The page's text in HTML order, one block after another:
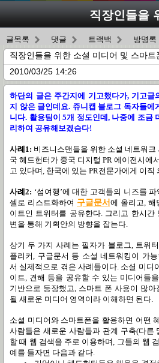
글목록 댓글 트랙백 방명록
직장인들을 위한 소셜 미디어 및 스마트
2010/03/25 14:26
하단의 글은 주간지에 기고했다가, 기고글
지 않은 글인데요. 쥬니캡 블로그 독자들에
니다. 활용팀이 5개 정도인데, 나중에 조금
리하여 공유해보겠슴다!
사례 1: 비즈니스맨들을 위한 소셜 네트워크
국 헤드헌터가 중국 디지털 PR 에이전시에
고 있다며, 한국에 있는 PR전문가에게 이직
사례 2: ‘섬여행’에 대한 고객들의 니즈를 파
셀로 리스트화하여 구글문서 에 올리고, 해
이트인 트위터를 공유한다. 그리고 한시간
변을 통해 기획안의 방향을 잡는다.
상기 두 가지 사례는 필자가 블로그, 트위터
플리커, 구글문서 등 소셜 네트워킹이 가
서 실제적으로 겪은 사례들이다. 소셜 미디
이트, 견해 등을 공유할 수 있는 미디어들
기반으로 등장했고, 스마트 폰 사용이 많
될 새로운 미디어 영역이라 이해하면 된다.
소셜 미디어와 스마트폰을 활용하면 어떤
사람들은 새로운 사람들과 관계 구축(다른
할 때 웹 검색을 주로 이용하며, 그들의 웹
예를 들자면 다음과 같다.